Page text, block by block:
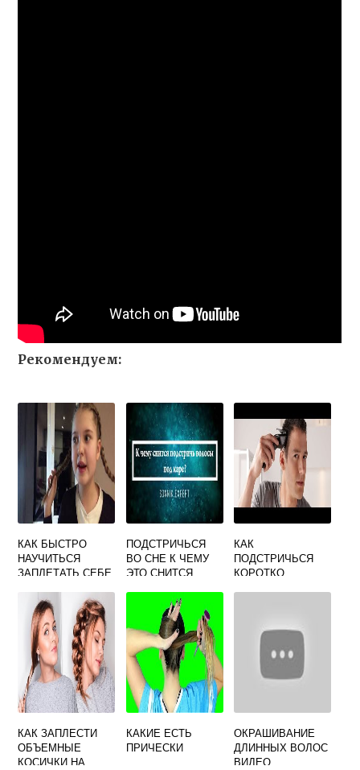
Рекомендуем:
КАК БЫСТРО
НАУЧИТЬСЯ
ЗАПЛЕТАТЬ СЕБЕ
ПОДСТРИЧЬСЯ
ВО СНЕ К ЧЕМУ
ЭТО СНИТСЯ
КАК
ПОДСТРИЧЬСЯ
КОРОТКО
КАК ЗАПЛЕСТИ
ОБЪЕМНЫЕ
КОСИЧКИ НА
КАКИЕ ЕСТЬ
ПРИЧЕСКИ
ОКРАШИВАНИЕ
ДЛИННЫХ ВОЛОС
ВИДЕО